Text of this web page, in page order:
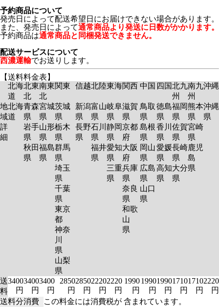
予約商品について
発売日によって配送希望日にお届けできない場合があります。
また、発売日によって通常商品より発送に日数がかかります。
予約商品は通常商品と同梱発送できません。
配送サービスについて
西濃運輸でお送りします。
【送料料金表】
北海
道
北東
北
南東
北
関東 信越北陸東海関西 中国 四国北九
州
南九
州
沖縄
地
域
詳
細
北海
道
青森
県
岩手
県
秋田
県
宮城
県
山形
県
福島
県
茨城
県
栃木
県
群馬
県
埼玉
県
千葉
県
東京
都
神奈
川
県
山梨
県
新潟
県
長野
県
富山
県
石川
県
福井
県
岐阜
県
静岡
県
愛知
県
三重
県
滋賀
県
京都
府
大阪
府
兵庫
県
奈良
県
和歌
山
県
鳥取
県
島根
県
岡山
県
広島
県
山口
県
徳島
県
香川
県
愛媛
県
高知
県
福岡
県
佐賀
県
長崎
県
大分
県
熊本
県
宮崎
県
鹿児
島
県
沖縄
県
送
料
3400
円
3400
円
3400
円
2850
円
2850
円
2220
円
2220
円
1990
円
1990
円
1990
円
1710
円
1710
円
2220
円
送料分消費
この料金には消費税が 含まれています。